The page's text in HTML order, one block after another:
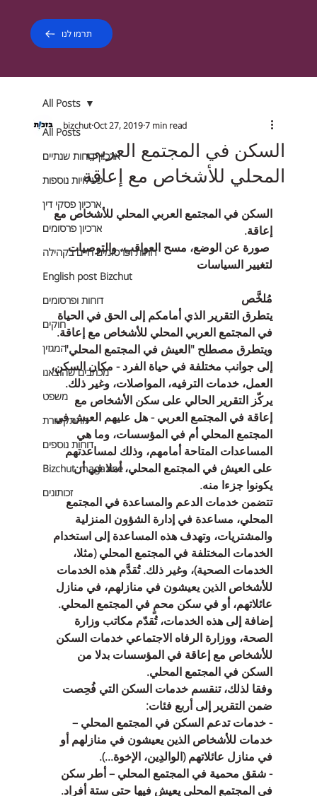
תרמו לנו
All Posts
ארכיון דוחות שנתיים
פעילויות נוספות
ארכיון פסקי דין
ארכיון פרסומים
דוחות ופרסומים חיים בקהילה
English post Bizchut
דוחות ופרסומים
חוקים
המגזין
מכתבים שהוצאנו
משפט
מהתקשורת
דוחות נוספים
Bizchut_magazine
זכותונים
All Posts
السكن في المجتمع العربي
المحلي للأشخاص مع إعاقة
bizchutOct 27, 20197 min read
السكن في المجتمع العربي المحلي للأشخاص مع
إعاقة.
صورة عن الوضع، مسح العواقب، والتوصيات
لتغيير السياسات
مُلخَّص
يتطرق التقرير الذي أمامكم إلى الحق في الحياة
في المجتمع العربي المحلي للأشخاص مع إعاقة.
ويتطرق مصطلح "العيش في المجتمع المحلي"
إلى جوانب مختلفة في حياة الفرد - مكان السكن،
العمل، خدمات الترفيه، المواصلات، وغير ذلك.
يركّز التقرير الحالي على سكن الأشخاص مع
إعاقة في المجتمع العربي - هل عليهم العيش في
المجتمع المحلي أم في المؤسسات، وما هي
المساعدات المتاحة أمامهم، وذلك لمساعدتهم
على العيش في المجتمع المحلي، أملا في أن
يكونوا جزءا منه.
تتضمن خدمات الدعم والمساعدة في المجتمع
المحلي، مساعدة في إدارة الشؤون المنزلية
والمشتريات، وتهدف هذه المساعدة إلى استخدام
الخدمات المختلفة في المجتمع المحلي (مثلا،
الخدمات الصحية)، وغير ذلك. تُقدَّم هذه الخدمات
للأشخاص الذين يعيشون في منازلهم، في منازل
عائلاتهم، أو في سكن محمٍ في المجتمع المحلي.
إضافة إلى هذه الخدمات، تُقدّم مكاتب وزارة
الصحة، ووزارة الرفاه الاجتماعي خدمات السكن
للأشخاص مع إعاقة في المؤسسات بدلا من
السكن في المجتمع المحلي.
وفقا لذلك، تنقسم خدمات السكن التي فُحِصت
ضمن التقرير إلى أربع فئات:
- خدمات تدعم السكن في المجتمع المحلي –
خدمات للأشخاص الذين يعيشون في منازلهم أو
في منازل عائلاتهم (الوالدِين، الإخوة...).
- شقق محمية في المجتمع المحلي – أطر سكن
في المجتمع المحلي يعيش فيها حتى ستة أفراد.